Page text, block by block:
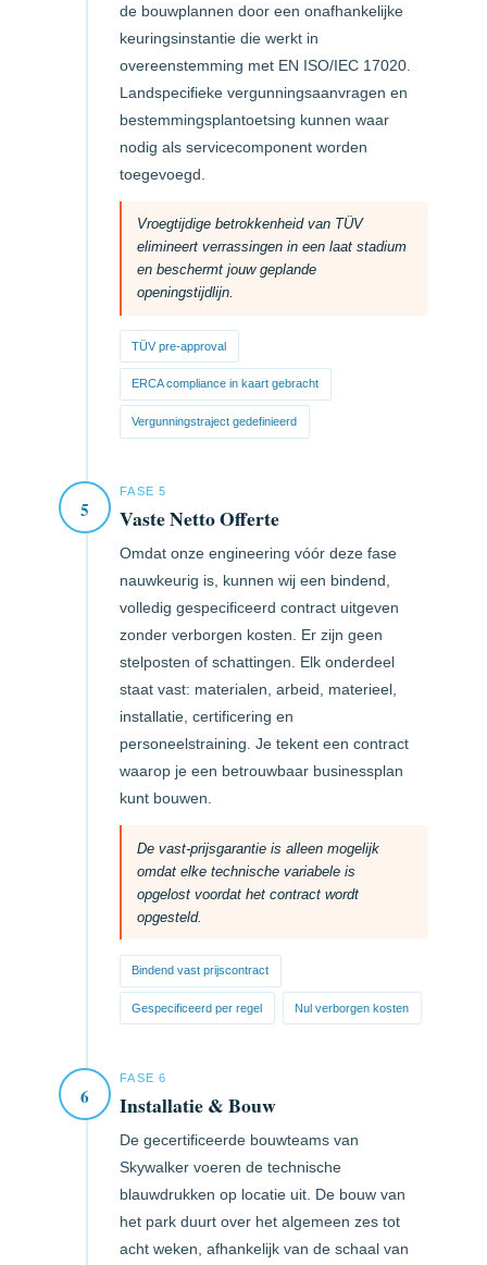
de bouwplannen door een onafhankelijke
keuringsinstantie die werkt in
overeenstemming met EN ISO/IEC 17020.
Landspecifieke vergunningsaanvragen en
bestemmingsplantoetsing kunnen waar
nodig als servicecomponent worden
toegevoegd.
Vroegtijdige betrokkenheid van TÜV
elimineert verrassingen in een laat stadium
en beschermt jouw geplande
openingstijdlijn.
TÜV pre-approval
ERCA compliance in kaart gebracht
Vergunningstraject gedefinieerd
5
FASE 5
Vaste Netto Offerte
Omdat onze engineering vóór deze fase
nauwkeurig is, kunnen wij een bindend,
volledig gespecificeerd contract uitgeven
zonder verborgen kosten. Er zijn geen
stelposten of schattingen. Elk onderdeel
staat vast: materialen, arbeid, materieel,
installatie, certificering en
personeelstraining. Je tekent een contract
waarop je een betrouwbaar businessplan
kunt bouwen.
De vast-prijsgarantie is alleen mogelijk
omdat elke technische variabele is
opgelost voordat het contract wordt
opgesteld.
Bindend vast prijscontract
Gespecificeerd per regel Nul verborgen kosten
6
FASE 6
Installatie & Bouw
De gecertificeerde bouwteams van
Skywalker voeren de technische
blauwdrukken op locatie uit. De bouw van
het park duurt over het algemeen zes tot
acht weken, afhankelijk van de schaal van